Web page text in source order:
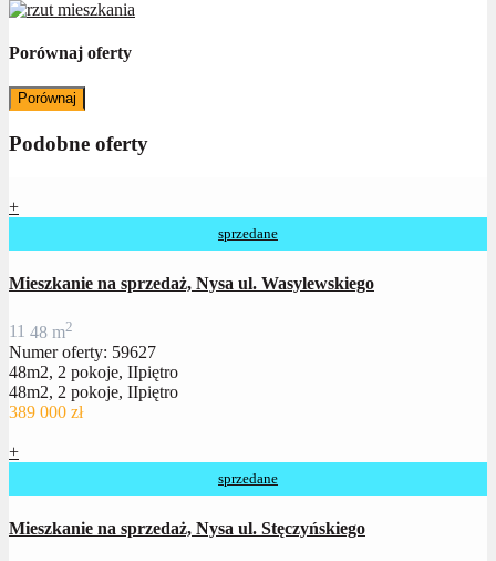
Porównaj oferty
Porównaj
Podobne oferty
+
sprzedane
Mieszkanie na sprzedaż, Nysa ul. Wasylewskiego
11 48 m2
Numer oferty: 59627
48m2, 2 pokoje, IIpiętro
48m2, 2 pokoje, IIpiętro
389 000 zł
+
sprzedane
Mieszkanie na sprzedaż, Nysa ul. Stęczyńskiego